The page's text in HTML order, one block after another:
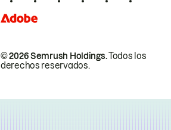
© 2026 Semrush Holdings.Todos los
derechos reservados.